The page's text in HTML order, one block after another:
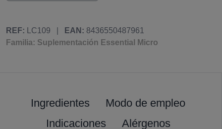
REF: LC109 EAN: 8436550487961
Familia: Suplementación Essential Micro
Ingredientes
Modo de empleo
Indicaciones
Alérgenos